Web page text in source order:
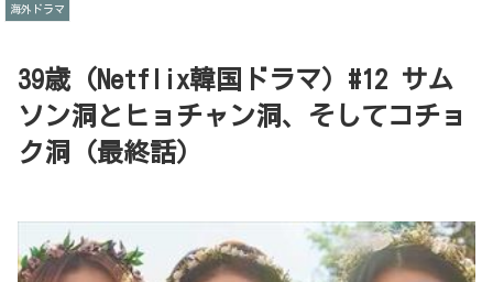
39歳 (Netflix韓国ドラマ）#12 サム
ソン洞とヒョチャン洞、そしてコチョ
ク洞（最終話）
海外ドラマ